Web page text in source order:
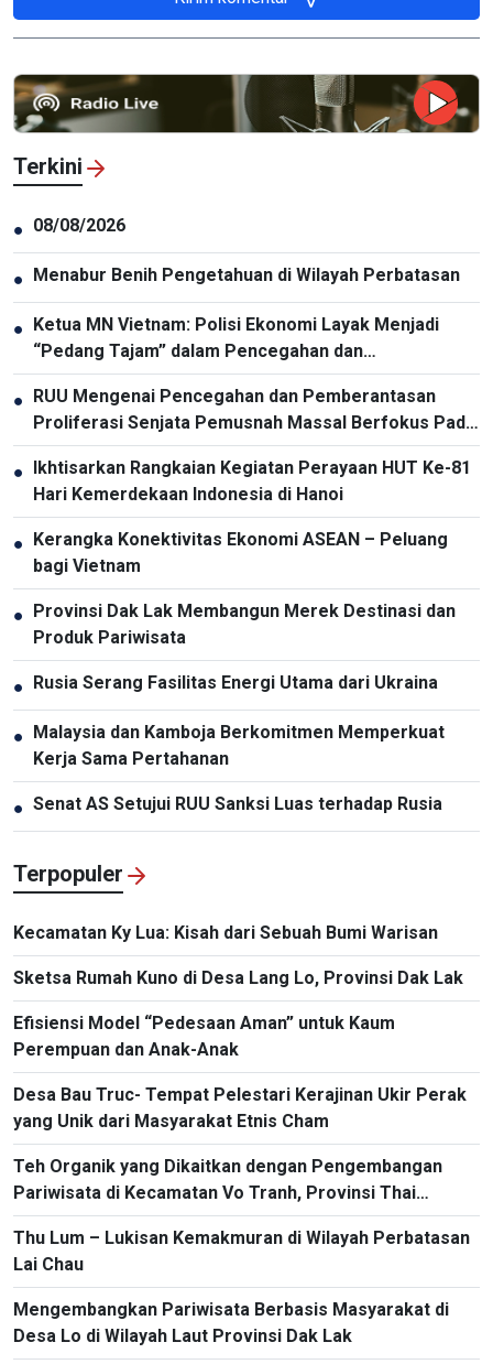
Terkini
● 08/08/2026
● Menabur Benih Pengetahuan di Wilayah Perbatasan
● Ketua MN Vietnam: Polisi Ekonomi Layak Menjadi
“Pedang Tajam” dalam Pencegahan dan
Pemberantasan Kriminalitas
● RUU Mengenai Pencegahan dan Pemberantasan
Proliferasi Senjata Pemusnah Massal Berfokus Pada
Pencegahan dan Pelaksanaan Komitmen
Internasional oleh Vietnam
● Ikhtisarkan Rangkaian Kegiatan Perayaan HUT Ke-81
Hari Kemerdekaan Indonesia di Hanoi
● Kerangka Konektivitas Ekonomi ASEAN – Peluang
bagi Vietnam
● Provinsi Dak Lak Membangun Merek Destinasi dan
Produk Pariwisata
● Rusia Serang Fasilitas Energi Utama dari Ukraina
● Malaysia dan Kamboja Berkomitmen Memperkuat
Kerja Sama Pertahanan
● Senat AS Setujui RUU Sanksi Luas terhadap Rusia
Terpopuler
Kecamatan Ky Lua: Kisah dari Sebuah Bumi Warisan
Sketsa Rumah Kuno di Desa Lang Lo, Provinsi Dak Lak
Efisiensi Model “Pedesaan Aman” untuk Kaum
Perempuan dan Anak-Anak
Desa Bau Truc- Tempat Pelestari Kerajinan Ukir Perak
yang Unik dari Masyarakat Etnis Cham
Teh Organik yang Dikaitkan dengan Pengembangan
Pariwisata di Kecamatan Vo Tranh, Provinsi Thai
Nguyen
Thu Lum – Lukisan Kemakmuran di Wilayah Perbatasan
Lai Chau
Mengembangkan Pariwisata Berbasis Masyarakat di
Desa Lo di Wilayah Laut Provinsi Dak Lak